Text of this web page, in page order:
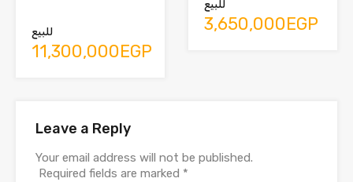
للبيع
11,300,000EGP
للبيع
3,650,000EGP
Leave a Reply
Your email address will not be published.
Required fields are marked *